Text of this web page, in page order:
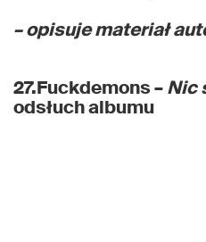
– opisuje materiał
27.Fuckdemons –Nic
odsłuch albumu